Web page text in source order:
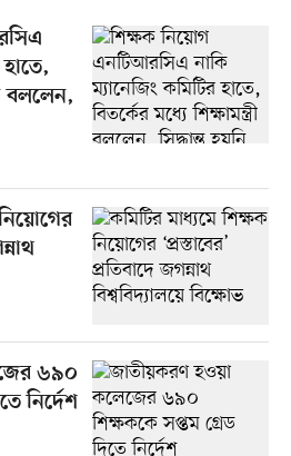
বললেন,
৬৯০
নির্দেশ